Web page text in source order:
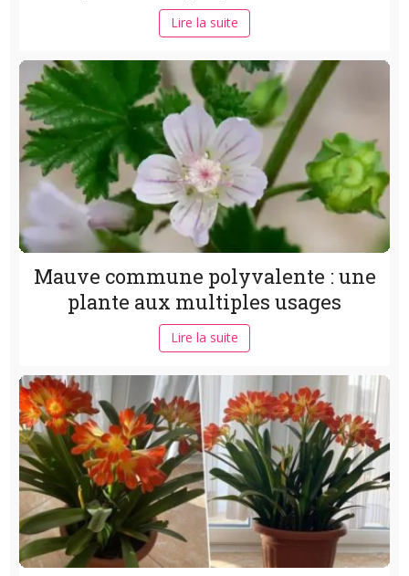
Lire la suite
Mauve commune polyvalente : une
plante aux multiples usages
Lire la suite